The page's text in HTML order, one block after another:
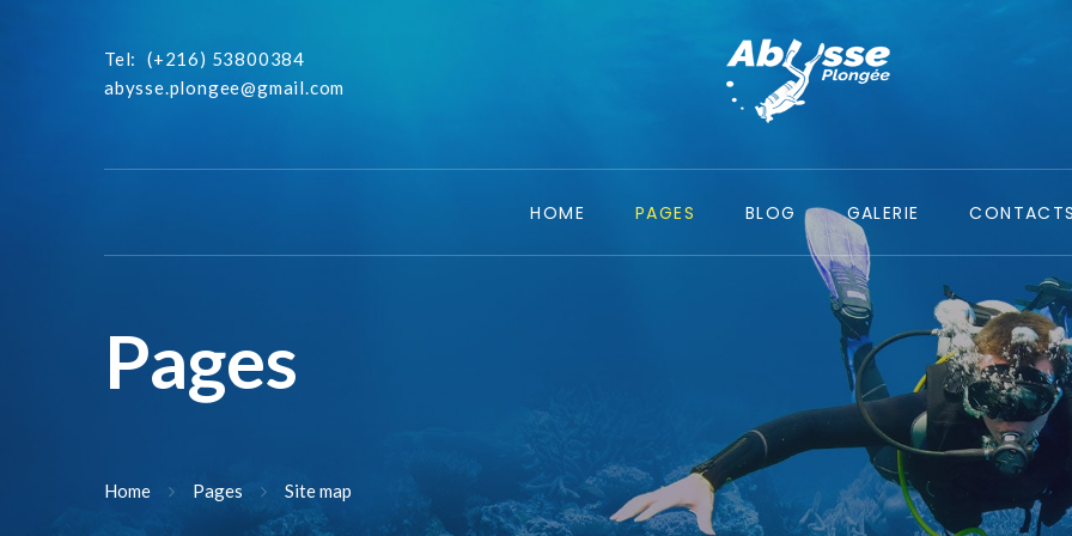
Tel:
(+216) 53800384
abysse.plongee@gmail.com
HOME PAGES BLOG GALERIE CONTACTS
Pages
Home Pages Site map